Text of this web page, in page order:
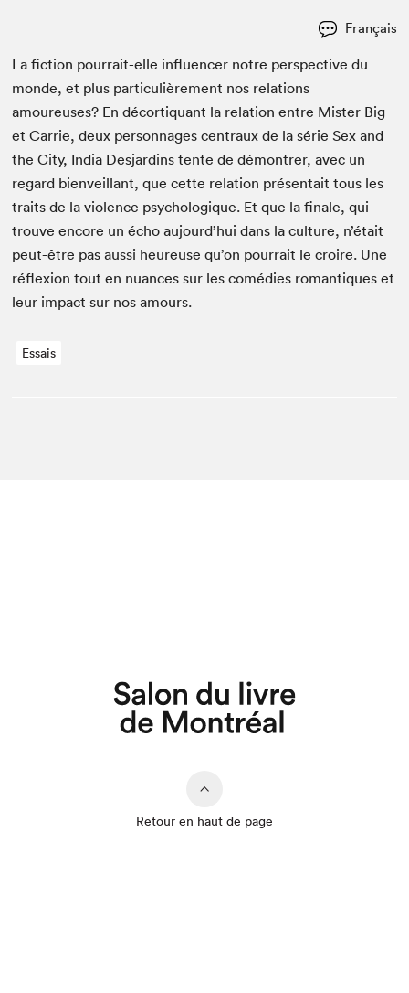
Français
La fic­tion pour­rait-elle influ­encer notre per­spec­tive du
monde, et plus par­ti­c­ulière­ment nos rela­tions
amoureuses? En décor­ti­quant la rela­tion entre Mis­ter Big
et Car­rie, deux per­son­nages cen­traux de la série Sex and
the City, India Des­jardins tente de démon­tr­er, avec un
regard bien­veil­lant, que cette rela­tion présen­tait tous les
traits de la vio­lence psy­chologique. Et que la finale, qui
trou­ve encore un écho aujourd’hui dans la cul­ture, n’était
peut-être pas aus­si heureuse qu’on pour­rait le croire. Une
réflex­ion tout en nuances sur les comédies roman­tiques et
leur impact sur nos amours.
Essais
Retour en haut de page